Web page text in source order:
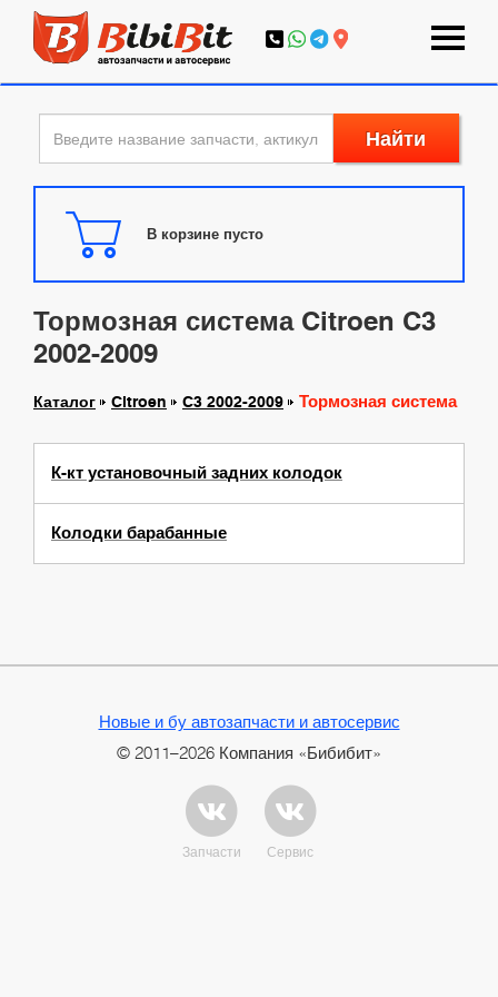
Найти
В корзине пусто
Тормозная система Citroen C3
2002-2009
Каталог Citroen C3 2002-2009 Тормозная система
К-кт установочный задних колодок
Колодки барабанные
Новые и бу автозапчасти и автосервис
© 2011–2026 Компания «Бибибит»
Запчасти Сервис